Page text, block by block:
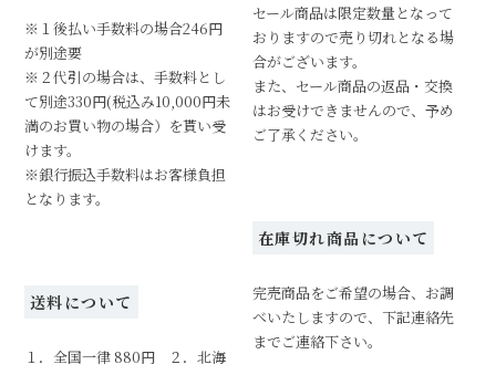
※１後払い手数料の場合246円
が別途要
※２代引の場合は、手数料とし
て別途330円(税込み10,000円未
満のお買い物の場合）を貰い受
けます。
※銀行振込手数料はお客様負担
となります。
送料について
１．全国一律 880円 ２．北海
セール商品は限定数量となって
おりますので売り切れとなる場
合がございます。
また、セール商品の返品・交換
はお受けできませんので、予め
ご了承ください。
在庫切れ商品について
完売商品をご希望の場合、お調
べいたしますので、下記連絡先
までご連絡下さい。